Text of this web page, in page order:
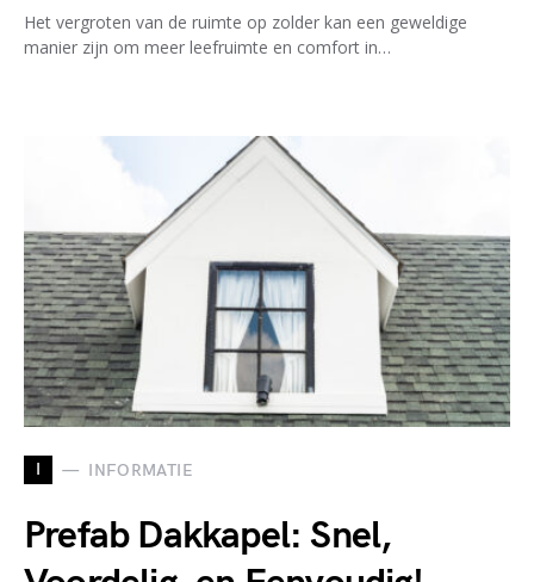
Het vergroten van de ruimte op zolder kan een geweldige
manier zijn om meer leefruimte en comfort in…
I INFORMATIE
Prefab Dakkapel: Snel,